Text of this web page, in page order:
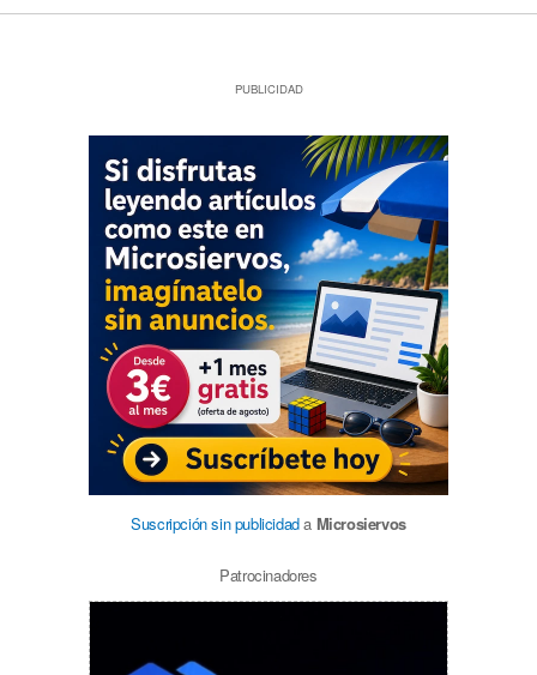
PUBLICIDAD
Suscripción sin publicidada Microsiervos
Patrocinadores